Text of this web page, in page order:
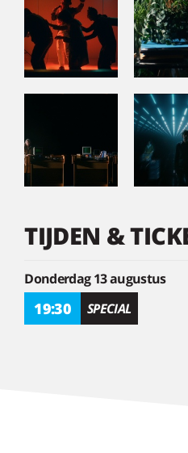
TIJDEN &
Donderdag 13 augustus
19:30 SPECIAL